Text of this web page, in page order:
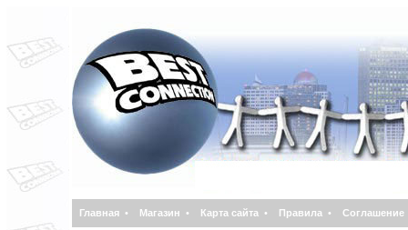
Главная • Магазин • Карта сайта • Правила • Соглашение